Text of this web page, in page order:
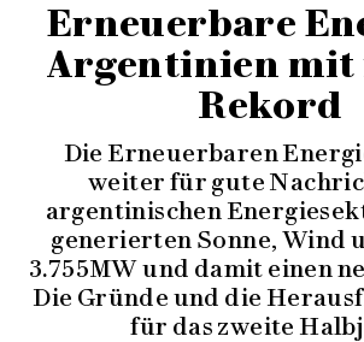
Erneuerbare
Argentinien mit
Rekord
Die Erneuerbaren
weiter für gute
argentinischen
generierten Sonne, Wind
3.755MW und damit einen
Die Gründe und die
für das zweite